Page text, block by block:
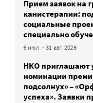
Прием заявок на
канистерапии:
социальные
специально
6 июл. - 31 авг. 2026
НКО приглашают
номинации
подсолнух» –
успеха». Заявки